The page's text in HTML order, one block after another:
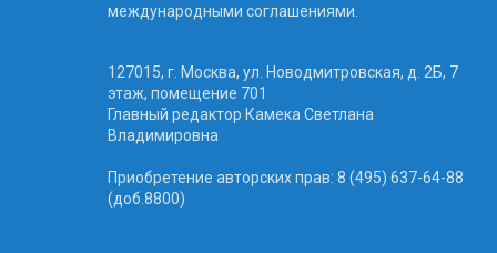
международными соглашениями.
127015, г. Москва, ул. Новодмитровская, д. 2Б, 7
этаж, помещение 701
Главный редактор Камека Светлана
Владимировна
Приобретение авторских прав: 8 (495) 637-64-88
(доб.8800)